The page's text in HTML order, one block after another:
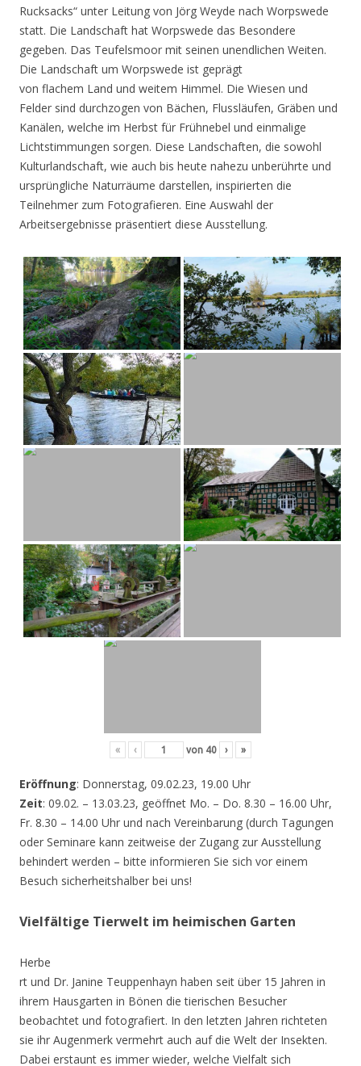
Rucksacks“ unter Leitung von Jörg Weyde nach Worpswede
statt. Die Landschaft hat Worpswede das Besondere
gegeben. Das Teufelsmoor mit seinen unendlichen Weiten.
Die Landschaft um Worpswede ist geprägt
von flachem Land und weitem Himmel. Die Wiesen und
Felder sind durchzogen von Bächen, Flussläufen, Gräben und
Kanälen, welche im Herbst für Frühnebel und einmalige
Lichtstimmungen sorgen. Diese Landschaften, die sowohl
Kulturlandschaft, wie auch bis heute nahezu unberührte und
ursprüngliche Naturräume darstellen, inspirierten die
Teilnehmer zum Fotografieren. Eine Auswahl der
Arbeitsergebnisse präsentiert diese Ausstellung.
« ‹ von 40 › »
Eröffnung: Donnerstag, 09.02.23, 19.00 Uhr
Zeit: 09.02. – 13.03.23, geöffnet Mo. – Do. 8.30 – 16.00 Uhr,
Fr. 8.30 – 14.00 Uhr und nach Vereinbarung (durch Tagungen
oder Seminare kann zeitweise der Zugang zur Ausstellung
behindert werden – bitte informieren Sie sich vor einem
Besuch sicherheitshalber bei uns!
Vielfältige Tierwelt im heimischen Garten
Herbe
rt und Dr. Janine Teuppenhayn haben seit über 15 Jahren in
ihrem Hausgarten in Bönen die tierischen Besucher
beobachtet und fotografiert. In den letzten Jahren richteten
sie ihr Augenmerk vermehrt auch auf die Welt der Insekten.
Dabei erstaunt es immer wieder, welche Vielfalt sich